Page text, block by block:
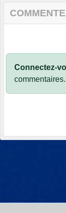
Connectez-
commentaires.